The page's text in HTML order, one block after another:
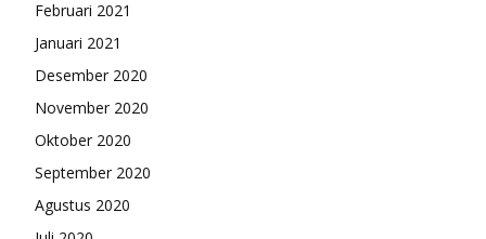
Februari 2021
Januari 2021
Desember 2020
November 2020
Oktober 2020
September 2020
Agustus 2020